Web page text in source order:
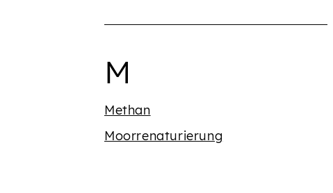
Begriffe mit
M
Methan
Moorrenaturierung